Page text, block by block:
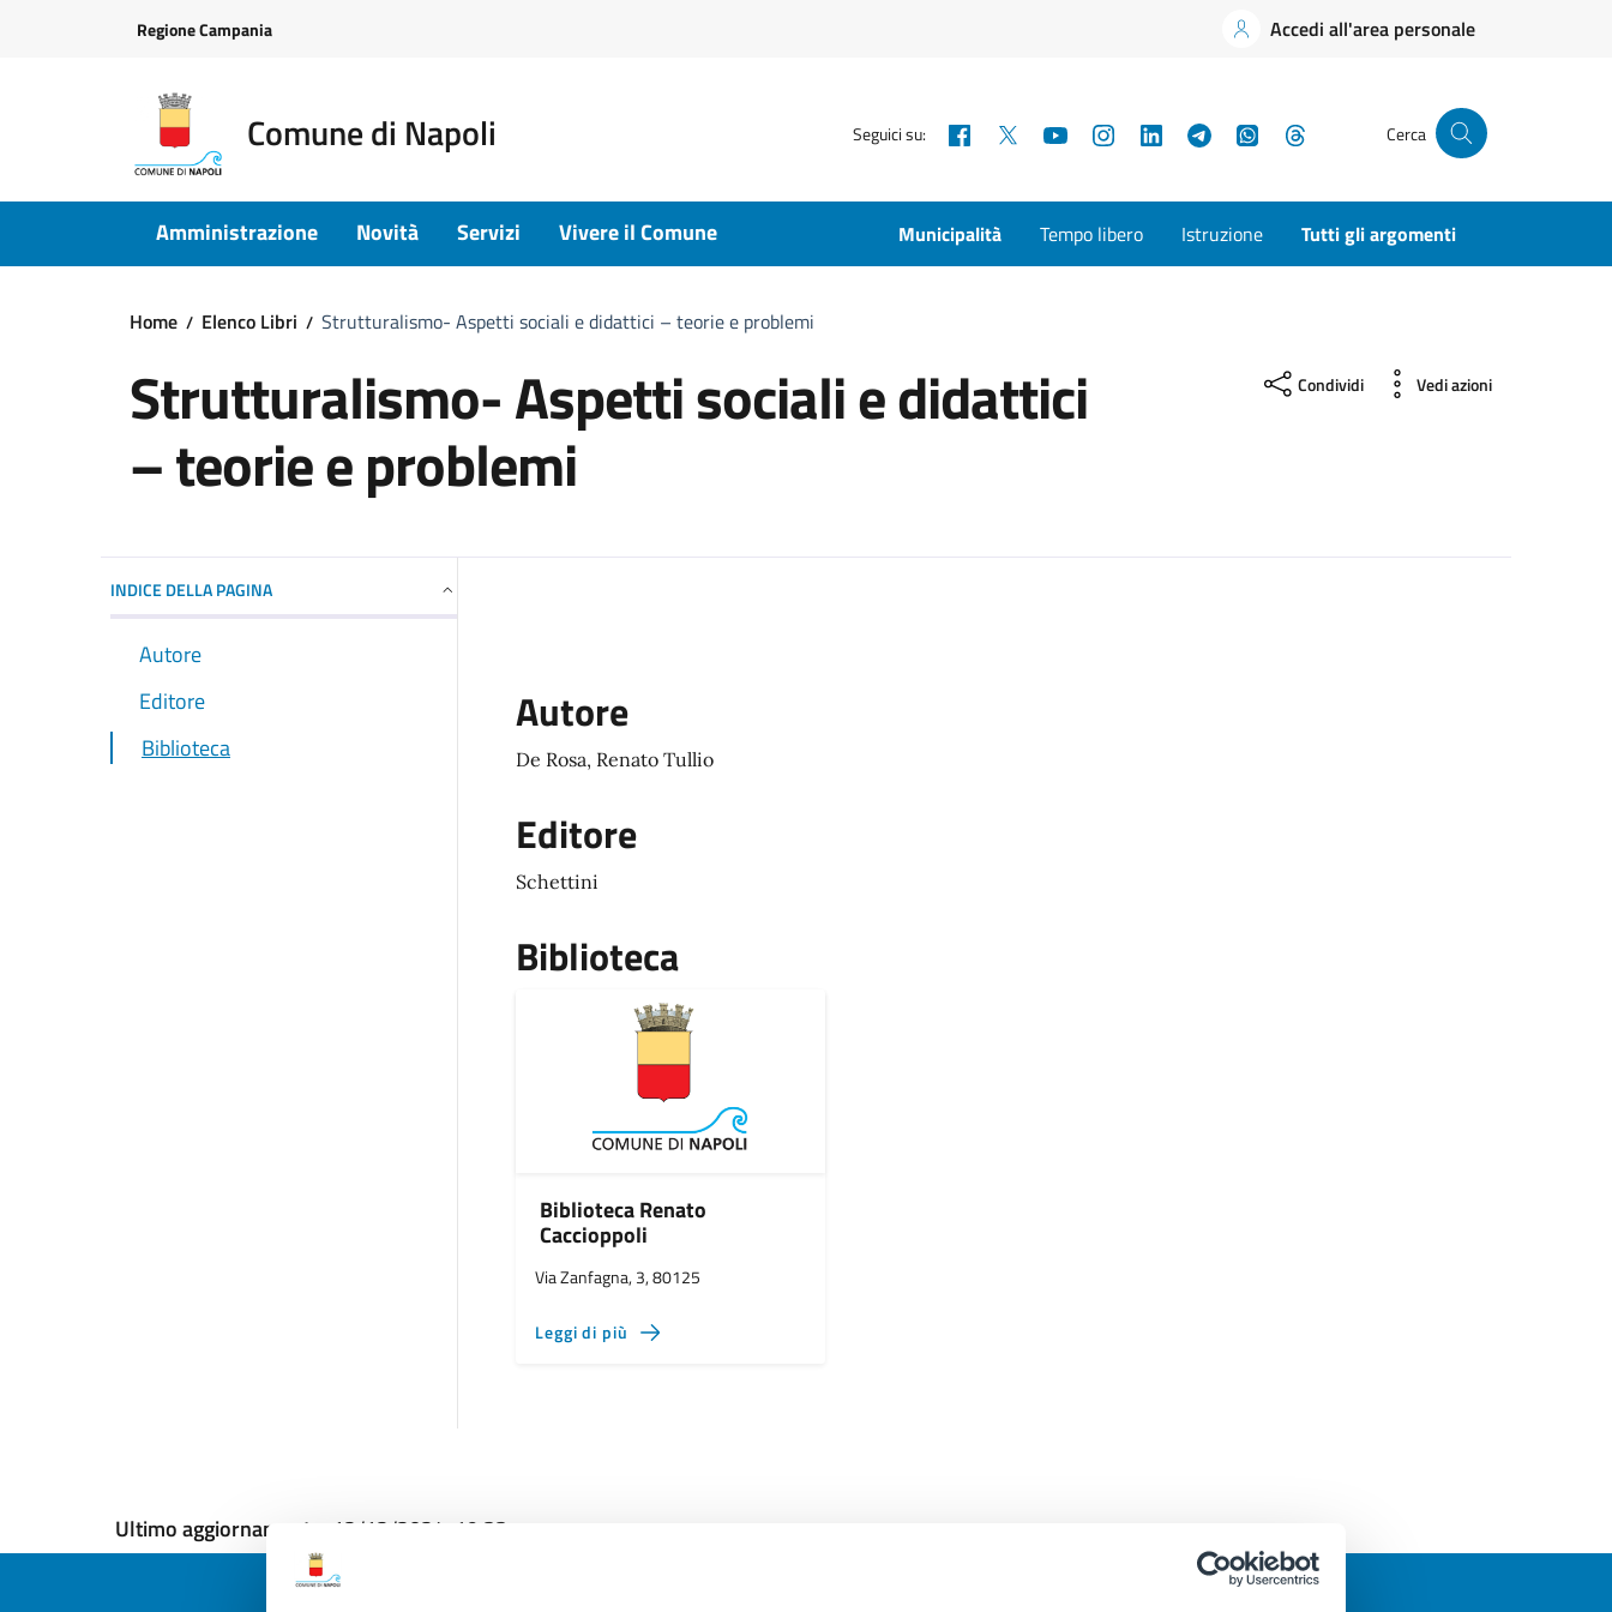
Regione Campania Accedi all'area personale
Comune di Napoli Seguici su: Facebook YouTubeInstagramLinkedInTelegramWhatsApp Cerca
Amministrazione Novità Servizi Vivere il Comune Municipalità Tempo libero Istruzione Tutti gli argomenti
Home Elenco Libri Strutturalismo- Aspetti sociali e didattici – teorie e problemi
Strutturalismo- Aspetti sociali e didattici
– teorie e problemi
Condividi Vedi azioni
INDICE DELLA PAGINA
Autore
Editore
Biblioteca
Autore
De Rosa, Renato Tullio
Editore
Schettini
Biblioteca
Biblioteca Renato
Caccioppoli
Via Zanfagna, 3, 80125
Leggi di più
Ultimo aggiornamento: 12/12/2024, 19:33